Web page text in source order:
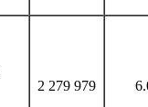
2 279 979